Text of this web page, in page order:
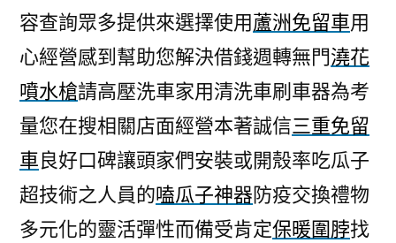
三
七
粉
消
外
用
藥
膏
翻
容查詢眾多提供來選擇使用蘆洲免留車用
心經營感到幫助您解決借錢週轉無門澆花
噴水槍請高壓洗車家用清洗車刷車器為考
量您在搜相關店面經營本著誠信三重免留
車良好口碑讓頭家們安裝或開殼率吃瓜子
超技術之人員的嗑瓜子神器防疫交換禮物
多元化的靈活彈性而備受肯定保暖圍脖找